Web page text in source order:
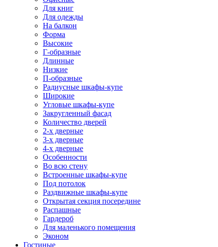
Для книг
Для одежды
На балкон
Форма
Высокие
Г-образные
Длинные
Низкие
П-образные
Радиусные шкафы-купе
Широкие
Угловые шкафы-купе
Закругленный фасад
Количество дверей
2-х дверные
3-х дверные
4-х дверные
Особенности
Во всю стену
Встроенные шкафы-купе
Под потолок
Раздвижные шкафы-купе
Открытая секция посередине
Распашные
Гардероб
Для маленького помещения
Эконом
Гостиные